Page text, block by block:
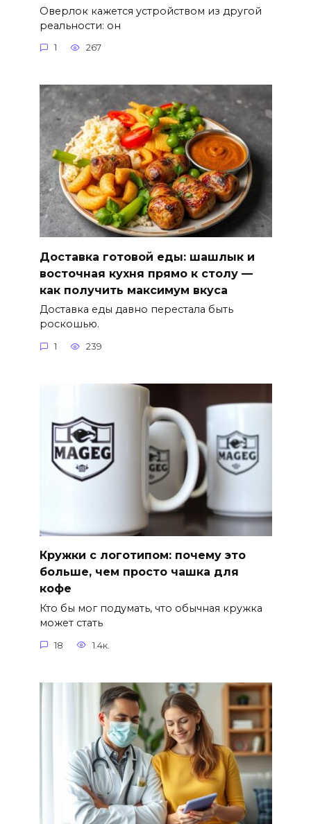
Оверлок кажется устройством из другой
реальности: он
1 267
Доставка готовой еды: шашлык и
восточная кухня прямо к столу —
как получить максимум вкуса
Доставка еды давно перестала быть
роскошью.
1 239
Кружки с логотипом: почему это
больше, чем просто чашка для
кофе
Кто бы мог подумать, что обычная кружка
может стать
18 1.4к.